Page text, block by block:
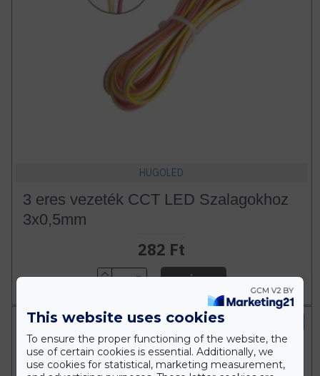
HUGOLED
3 eres vezeték CCT LED Szalagokhoz
3x0,5mm
282 Ft
m KOSÁRBA
This website uses cookies
To ensure the proper functioning of the website, the
use of certain cookies is essential. Additionally, we
use cookies for statistical, marketing measurement,